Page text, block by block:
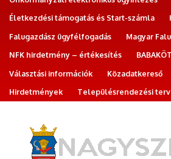
Életkezdési támogatás és Start-számla
Falugazdász ügyfélfogadás
Magyar
NFK hirdetmény – értékesítés
Választási információk
Közadatkereső
Hirdetmények
Településrendezési terv